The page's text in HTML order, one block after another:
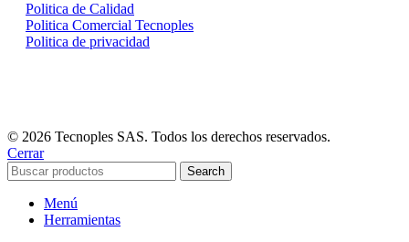
Politica de Calidad
Politica Comercial Tecnoples
Politica de privacidad
© 2026 Tecnoples SAS. Todos los derechos reservados.
Cerrar
Search
Menú
Herramientas